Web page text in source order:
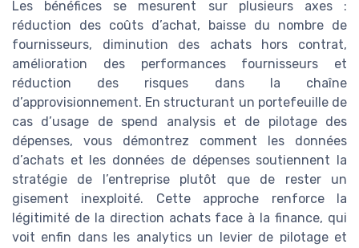
Les bénéfices se mesurent sur plusieurs axes :
réduction des coûts d’achat, baisse du nombre de
fournisseurs, diminution des achats hors contrat,
amélioration des performances fournisseurs et
réduction des risques dans la chaîne
d’approvisionnement. En structurant un portefeuille de
cas d’usage de spend analysis et de pilotage des
dépenses, vous démontrez comment les données
d’achats et les données de dépenses soutiennent la
stratégie de l’entreprise plutôt que de rester un
gisement inexploité. Cette approche renforce la
légitimité de la direction achats face à la finance, qui
voit enfin dans les analytics un levier de pilotage et